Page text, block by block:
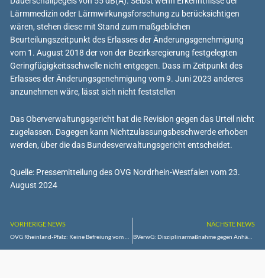
Lärmmedizin oder Lärmwirkungsforschung zu berücksichtigen
wären, stehen diese mit Stand zum maßgeblichen
Beurteilungszeitpunkt des Erlasses der Änderungsgenehmigung
vom 1. August 2018 der von der Bezirksregierung festgelegten
Geringfügigkeitsschwelle nicht entgegen. Dass im Zeitpunkt des
Erlasses der Änderungsgenehmigung vom 9. Juni 2023 anderes
anzunehmen wäre, lässt sich nicht feststellen
Das Oberverwaltungsgericht hat die Revision gegen das Urteil nicht
zugelassen. Dagegen kann Nichtzulassungsbeschwerde erhoben
werden, über die das Bundesverwaltungsgericht entscheidet.
Quelle: Pressemitteilung des OVG Nordrhein-Westfalen vom 23.
August 2024
VORHERIGE NEWS NÄCHSTE NEWS
BVerwG: Disziplinarmaßnahme gegen Anhänger der Identitären Bewegung